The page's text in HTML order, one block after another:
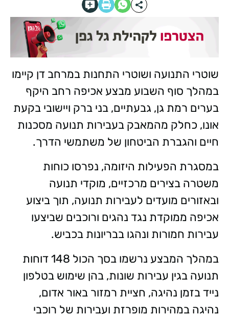
שוטרי התנועה ושוטרי התחנות במרחב דן קיימו
במהלך סוף השבוע מבצע אכיפה רחב היקף
בערים רמת גן, גבעתיים, בני ברק ויישובי בקעת
אונו, כחלק מהמאבק בעבירות תנועה מסכנות
חיים והגברת הביטחון של משתמשי הדרך.
במסגרת הפעילות היזומה, נפרסו כוחות
משטרה בצירים מרכזיים, מוקדי תנועה
ובאזורים מועדים לעבירות תנועה, תוך ביצוע
אכיפה ממוקדת נגד נהגים ורוכבים שביצעו
עבירות חמורות ונהגו בבריונות בכביש.
במהלך המבצע נרשמו בסך הכול 148 דוחות
תנועה בגין עבירות שונות, בהן שימוש בטלפון
נייד בזמן נהיגה, חציית רמזור באור אדום,
נהיגה במהירות מופרזת ועבירות של רוכבי